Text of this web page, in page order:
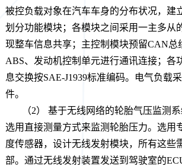
被控负载对象在汽车车身的分布状况，建
划分功能模块；各模块之间采用一主多从
现整车信息共享；主控制模块预留CAN总
ABS、发动机控制单元进行通讯连接；各
息交换按SAE-J1939标准编码。电气负载
件。
（2） 基于无线网络的轮胎气压监测
选用直接测量方式来监测轮胎压力。选用
度传感器，设计无线发射模块，所有这些
部。通过无线发射装置发送到驾驶室的